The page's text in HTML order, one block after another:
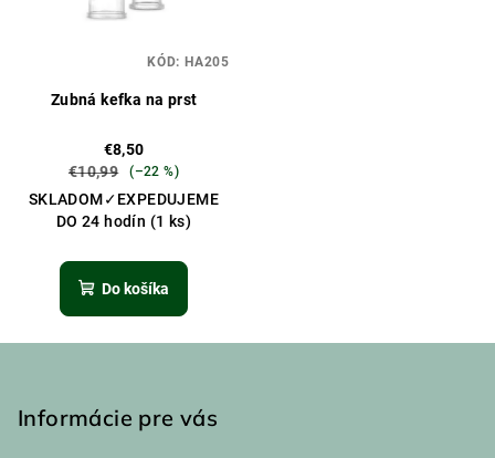
Zubná kefka na prst
€8,50
€10,99
(–22 %)
SKLADOM✓EXPEDUJEME
DO 24 hodín (1 ks)
Do košíka
KÓD: HA205
Informácie pre vás